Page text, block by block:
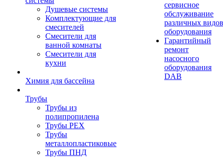
Душевые системы
Комплектующие для
смесителей
Смесители для
ванной комнаты
Смесители для
кухни
Химия для бассейна
Трубы
Трубы из
полипропилена
Трубы PEX
Трубы
металлопластиковые
Трубы ПНД
сервисное
обслуживание
различных видов
оборудования
Гарантийный
ремонт
насосного
оборудования
DAB